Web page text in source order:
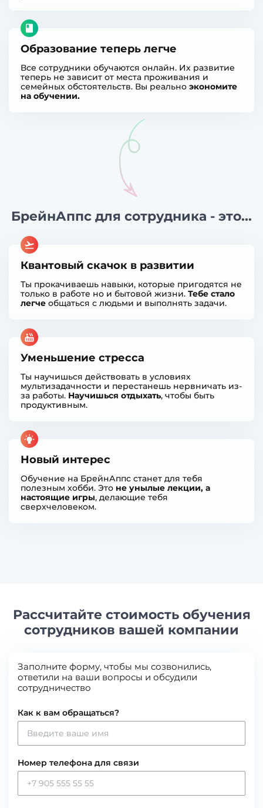
Образование теперь легче
Все сотрудники обучаются онлайн. Их развитие
теперь не зависит от места проживания и
семейных обстоятельств. Вы реально экономите
на обучении.
БрейнАппс для сотрудника - это...
Квантовый скачок в развитии
Ты прокачиваешь навыки, которые пригодятся не
только в работе но и бытовой жизни. Тебе стало
легче общаться с людьми и выполнять задачи.
Уменьшение стресса
Ты научишься действовать в условиях
мультизадачности и перестанешь нервничать из-
за работы. Научишься отдыхать, чтобы быть
продуктивным.
Новый интерес
Обучение на БрейнАппс станет для тебя
полезным хобби. Это не унылые лекции, а
настоящие игры, делающие тебя
сверхчеловеком.
Рассчитайте стоимость обучения
сотрудников вашей компании
Заполните форму, чтобы мы созвонились,
ответили на ваши вопросы и обсудили
сотрудничество
Как к вам обращаться?
Номер телефона для связи